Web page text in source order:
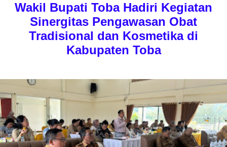
Wakil Bupati Toba Hadiri Kegiatan
Sinergitas Pengawasan Obat
Tradisional dan Kosmetika di
Kabupaten Toba